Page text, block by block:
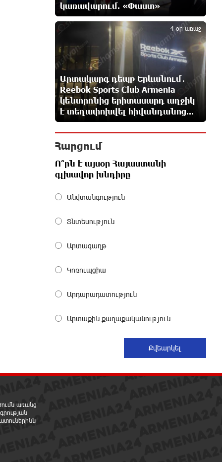
ԱՄՆ վերաքննիչ դատարանը
արգելափակել է Թրամփի 400
միլիոն դոլար արժողությամբ
Սպիտակ տան պարահանդեսային դահլիճի
նախագիծը
13 ժամ առաջ
Կաթողիկոսի նկատմամբ
իրականացվող
բռնադատավարությունը
միահեծան իշխանության հետևանք է.
Հանրային Դաշինք
13 ժամ առաջ
Մեր երկրում իշխանության և
ընդդիմության անվերջանալի
միայն ՀՀ քաղաքացին. Աննա Կոստանյան
Գարեգին Բ-ի և եպիսկոպոսների
դեմ քրեական հետապնդումը
Սարյան փողոցի բնակարաններից
մեկում պայթյունի հետևանքով
55-ամյա տղամարդը
«Այրվածքաբանության ազգային կենտրոն»
կառավարում. «Փաստ»
Արտակարգ դեպք Երևանում․
Reebok Sports Club Armenia
կենտրոնից երիտասարդ աղջիկ
է տեղափոխվել հիվանդանոց...
4 օր առաջ
5
Հարցում
Ո՞րն է այսօր Հայաստանի
գլխավոր խնդիրը
Անվտանգություն
Տնտեսություն
Արտագաղթ
Կոռուպցիա
Արդարադատություն
Արտաքին քաղաքականություն
առանց